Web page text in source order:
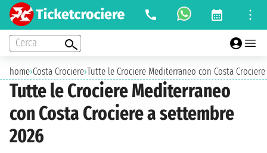
Cerca
home›Costa Crociere›Tutte le Crociere Mediterraneo con Costa
Tutte le Crociere Mediterraneo
con Costa Crociere a settembre
2026